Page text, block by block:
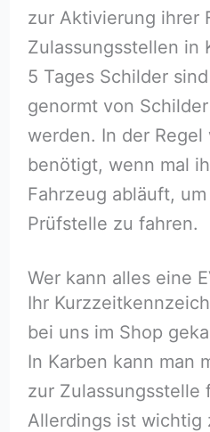
zur Aktivierung ihrer
Zulassungsstellen in
5 Tages Schilder
genormt von
werden. In der
benötigt, wenn mal
Fahrzeug abläuft,
Prüfstelle zu fahren.
Wer kann alles eine
Ihr
bei uns im Shop
In Karben kann man
zur Zulassungsstelle
Allerdings ist wichtig